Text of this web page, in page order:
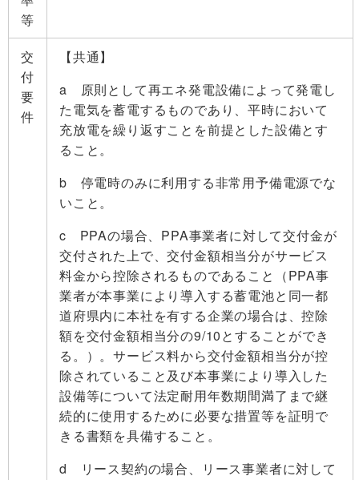
等
交
付
要
件
【共通】
a 原則として再エネ発電設備によって発電し
た電気を蓄電するものであり、平時において
充放電を繰り返すことを前提とした設備とす
ること。
b 停電時のみに利用する非常用予備電源でな
いこと。
c PPAの場合、PPA事業者に対して交付金が
交付された上で、交付金額相当分がサービス
料金から控除されるものであること（PPA事
業者が本事業により導入する蓄電池と同一都
道府県内に本社を有する企業の場合は、控除
額を交付金額相当分の9/10とすることができ
る。）。サービス料から交付金額相当分が控
除されていること及び本事業により導入した
設備等について法定耐用年数期間満了まで継
続的に使用するために必要な措置等を証明で
きる書類を具備すること。
d リース契約の場合、リース事業者に対して